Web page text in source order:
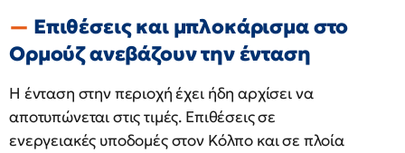
Επιθέσεις και μπλοκάρισμα στο
Ορμούζ ανεβάζουν την ένταση
Η ένταση στην περιοχή έχει ήδη αρχίσει να
αποτυπώνεται στις τιμές. Επιθέσεις σε
ενεργειακές υποδομές στον Κόλπο και σε πλοία